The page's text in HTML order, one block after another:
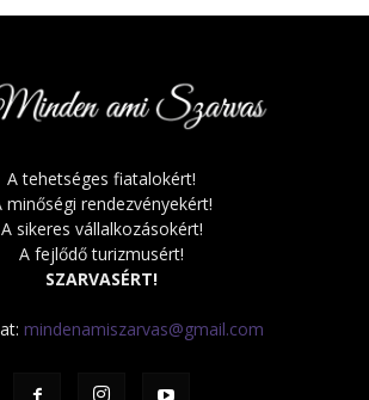
A tehetséges fiatalokért!
minőségi rendezvényekért!
A sikeres vállalkozásokért!
A fejlődő turizmusért!
SZARVASÉRT!
mindenamiszarvas@gmail.com